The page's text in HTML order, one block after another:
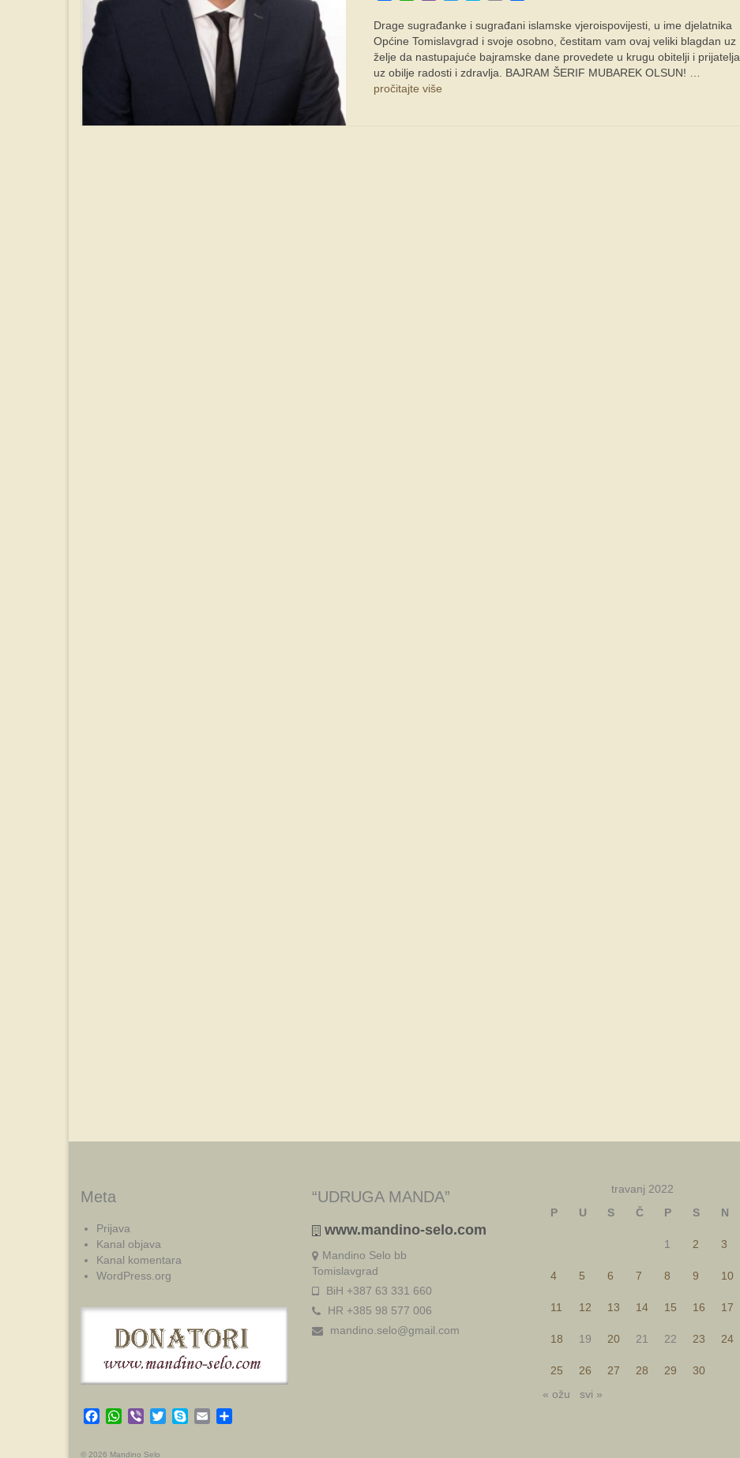
Drage sugrađanke i sugrađani islamske vjeroispovijesti, u ime djelatnika
Općine Tomislavgrad i svoje osobno, čestitam vam ovaj veliki blagdan uz
želje da nastupajuće bajramske dane provedete u krugu obitelji i prijatelja
uz obilje radosti i zdravlja. BAJRAM ŠERIF MUBAREK OLSUN! …
pročitajte više
Meta
Prijava
Kanal objava
Kanal komentara
WordPress.org
Facebook
WhatsApp
Viber TwitterSkypeEmail
“UDRUGA MANDA”
www.mandino-selo.com
Mandino Selo bb
Tomislavgrad
BiH +387 63 331 660
HR +385 98 577 006
mandino.selo@gmail.com
travanj 2022
P
U S Č P S N
1 2 3
4 5 6 7 8 9 10
11 12 13 14 15 16 17
18 19 20 21 22 23 24
25 26 27 28 29
30
« ožu
svi »
© 2026 Mandino Selo